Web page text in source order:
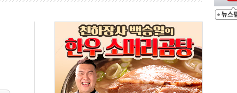
하던 90대 숨져…온열질환 여부 조사
허 기능시험 오전 집중 편성…체감온도 38도 넘으면 중단
주가누르기 방지법' 전면 재검토 지시
울진 시간당 20~30mm 강한 비...가뭄 해소될 듯
대야 지속…내륙 곳곳 소나기